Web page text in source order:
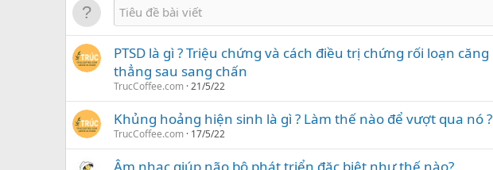
PTSD là gì ? Triệu chứng và cách điều trị chứng rối loạn căng
thẳng sau sang chấn
TrucCoffee.com 21/5/22
Khủng hoảng hiện sinh là gì ? Làm thế nào để vượt qua nó ?
TrucCoffee.com 17/5/22